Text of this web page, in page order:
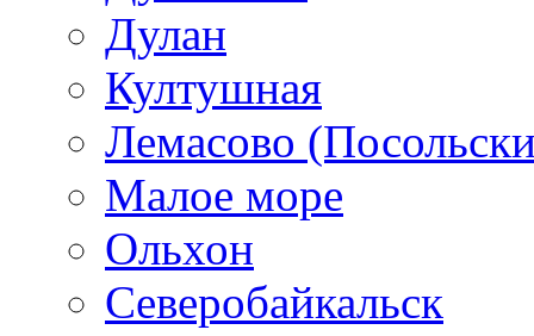
Дулан
Култушная
Лемасово
Малое море
Ольхон
Северобайкальск